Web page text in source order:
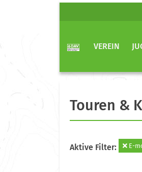
VEREIN
Touren &
Aktive Filter: E-